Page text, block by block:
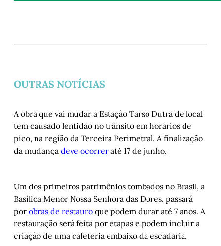
OUTRAS NOTÍCIAS
A obra que vai mudar a Estação Tarso Dutra de local
tem causado lentidão no trânsito em horários de
pico, na região da Terceira Perimetral. A finalização
da mudança deve ocorrer até 17 de junho.
Um dos primeiros patrimônios tombados no Brasil, a
Basílica Menor Nossa Senhora das Dores, passará
por obras de restauro que podem durar até 7 anos. A
restauração será feita por etapas e podem incluir a
criação de uma cafeteria embaixo da escadaria.